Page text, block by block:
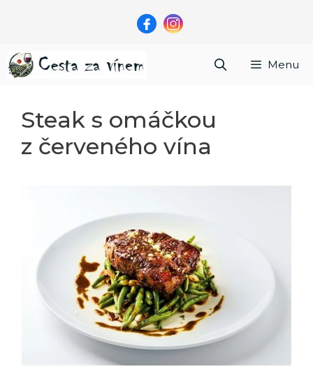
Menu
Steak s omáčkou
z červeného vína